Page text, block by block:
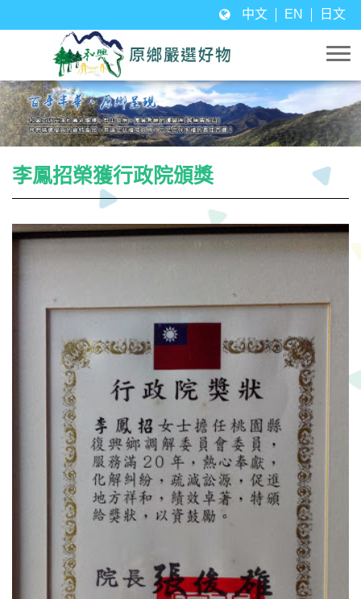
中文 EN 日文
李鳳招榮獲行政院頒獎